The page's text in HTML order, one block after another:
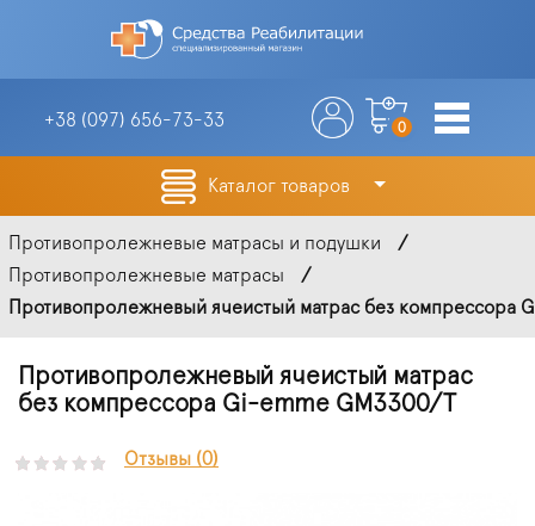
+38 (097) 656-73-33 0
Каталог товаров
Противопролежневые матрасы и подушки
Противопролежневые матрасы
Противопролежневый ячеистый матрас без компрессора
Противопролежневый ячеистый матрас
без компрессора Gi-emme GM3300/T
Отзывы (0)